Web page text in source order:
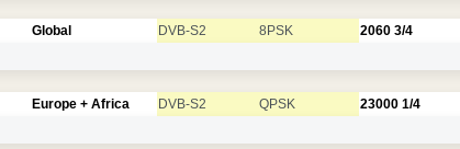
Global DVB-S2 8PSK 2060 3/4
Europe + Africa DVB-S2 QPSK 23000 1/4